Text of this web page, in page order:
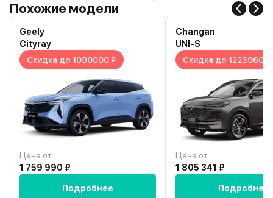
Похожие модели
Geely
Cityray
Скидка до 1090000 Р
Цена от
1 759 990 ₽
Подробнее
Changan
UNI-S
Скидка до 1223960 Р
Цена от
1 805 341 ₽
Подробнее